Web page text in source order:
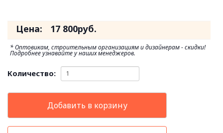
Цена: 17 800руб.
* Оптовикам, строительным организациям и дизайнерам - скидки!
Подробнее узнавайте у наших менеджеров.
Количество:
Добавить в корзину